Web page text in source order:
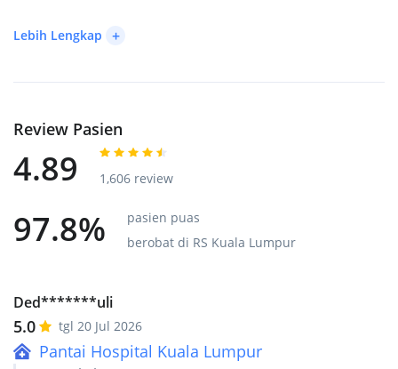
Lebih Lengkap +
Review Pasien
4.89 1,606 review
97.8%
pasien puas
berobat di RS Kuala Lumpur
Ded*******uli
5.0 tgl 20 Jul 2026
Pantai Hospital Kuala Lumpur